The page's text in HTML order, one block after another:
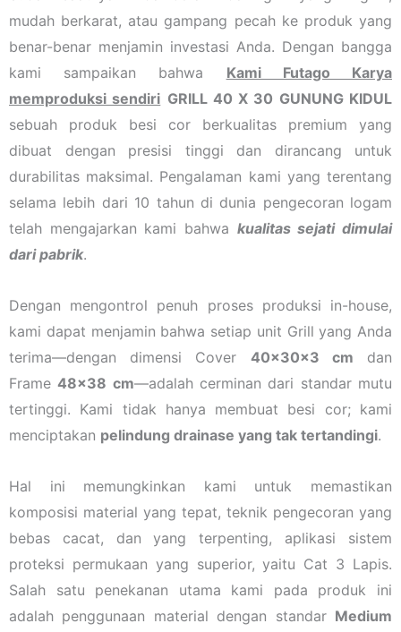
mudah berkarat, atau gampang pecah ke produk yang
benar-benar menjamin investasi Anda. Dengan bangga
kami sampaikan bahwa Kami Futago Karya
memproduksi sendiri GRILL 40 X 30 GUNUNG KIDUL
sebuah produk besi cor berkualitas premium yang
dibuat dengan presisi tinggi dan dirancang untuk
durabilitas maksimal. Pengalaman kami yang terentang
selama lebih dari 10 tahun di dunia pengecoran logam
telah mengajarkan kami bahwa kualitas sejati dimulai
dari pabrik.
Dengan mengontrol penuh proses produksi in-house,
kami dapat menjamin bahwa setiap unit Grill yang Anda
terima—dengan dimensi Cover 40x30x3 cm dan
Frame48×38 cm—adalah cerminan dari standar mutu
tertinggi. Kami tidak hanya membuat besi cor; kami
menciptakan pelindung drainase yang tak tertandingi.
Hal ini memungkinkan kami untuk memastikan
komposisi material yang tepat, teknik pengecoran yang
bebas cacat, dan yang terpenting, aplikasi sistem
proteksi permukaan yang superior, yaitu Cat 3 Lapis.
Salah satu penekanan utama kami pada produk ini
adalah penggunaan material dengan standar Medium